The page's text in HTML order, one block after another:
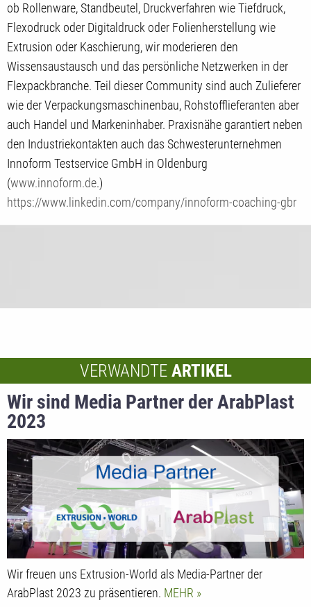
ob Rollenware, Standbeutel, Druckverfahren wie Tiefdruck,
Flexodruck oder Digitaldruck oder Folienherstellung wie
Extrusion oder Kaschierung, wir moderieren den
Wissensaustausch und das persönliche Netzwerken in der
Flexpackbranche. Teil dieser Community sind auch Zulieferer
wie der Verpackungsmaschinenbau, Rohstofflieferanten aber
auch Handel und Markeninhaber. Praxisnähe garantiert neben
den Industriekontakten auch das Schwesterunternehmen
Innoform Testservice GmbH in Oldenburg
(www.innoform.de.)
https://www.linkedin.com/company/innoform-coaching-gbr
VERWANDTE ARTIKEL
Wir sind Media Partner der ArabPlast
2023
Wir freuen uns Extrusion-World als Media-Partner der
ArabPlast 2023 zu präsentieren. MEHR